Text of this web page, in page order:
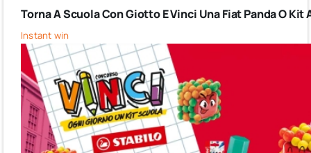
Torna A Scuola Con Giotto E Vinci Una Fiat Panda O
Instant win